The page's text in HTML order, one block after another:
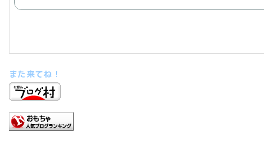
また来てね！